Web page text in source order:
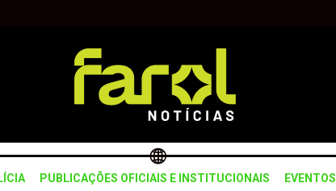
PUBLICAÇÕES OFICIAIS E INSTITUCIONAIS EVENTOS